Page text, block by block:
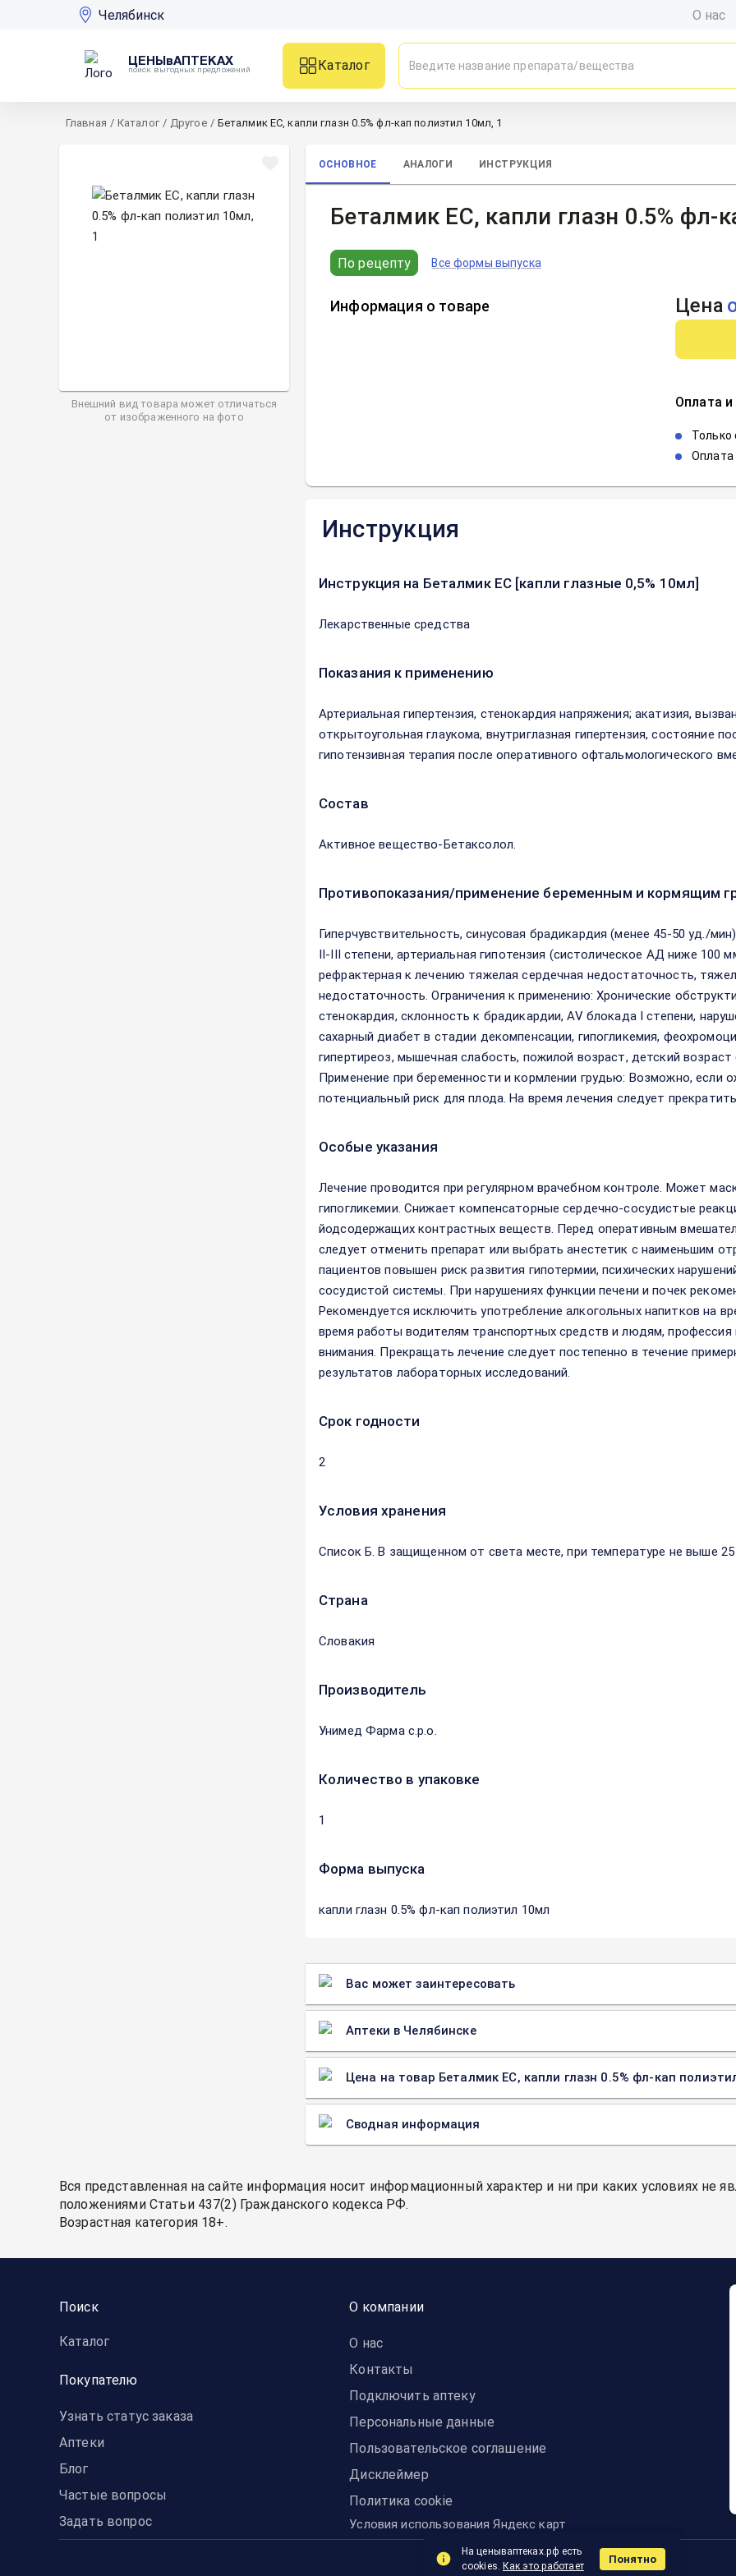
Челябинск О нас
ЦЕНЫвАПТЕКАХ
поиск выгодных предложений
Каталог
Главная / Каталог / Другое / Беталмик ЕС, капли глазн 0.5% фл-кап полиэтил 10мл, 1
Внешний вид товара может отличаться
от изображенного на фото
ОСНОВНОЕ АНАЛОГИ ИНСТРУКЦИЯ
Беталмик ЕС, капли глазн 0.5% фл-
По рецепту Все формы выпуска
Информация о товаре Цена
Оплата
Только
Оплата
Инструкция
Инструкция на Беталмик ЕС [капли глазные 0,5% 10мл]
Лекарственные средства
Показания к применению
Артериальная гипертензия, стенокардия напряжения; акатизия,
открытоугольная глаукома, внутриглазная гипертензия, состояние
гипотензивная терапия после оперативного офтальмологического
Состав
Активное вещество-Бетаксолол.
Противопоказания/применение беременным и кормящим
Гиперчувствительность, синусовая брадикардия (менее 45-50 уд./
II-III степени, артериальная гипотензия (систолическое АД ниже 100
рефрактерная к лечению тяжелая сердечная недостаточность,
недостаточность. Ограничения к применению: Хронические
стенокардия, склонность к брадикардии, AV блокада I степени,
сахарный диабет в стадии декомпенсации, гипогликемия,
гипертиреоз, мышечная слабость, пожилой возраст, детский
Применение при беременности и кормлении грудью: Возможно,
потенциальный риск для плода. На время лечения следует
Особые указания
Лечение проводится при регулярном врачебном контроле. Может
гипогликемии. Снижает компенсаторные сердечно-сосудистые
йодсодержащих контрастных веществ. Перед оперативным
следует отменить препарат или выбрать анестетик с наименьшим
пациентов повышен риск развития гипотермии, психических
сосудистой системы. При нарушениях функции печени и почек
Рекомендуется исключить употребление алкогольных напитков на
время работы водителям транспортных средств и людям,
внимания. Прекращать лечение следует постепенно в течение
результатов лабораторных исследований.
Срок годности
2
Условия хранения
Список Б. В защищенном от света месте, при температуре не выше 25
Страна
Словакия
Производитель
Унимед Фарма с.р.о.
Количество в упаковке
1
Форма выпуска
капли глазн 0.5% фл-кап полиэтил 10мл
Вас может заинтересовать
Аптеки в Челябинске
Цена на товар Беталмик ЕС, капли глазн 0.5% фл-кап
Сводная информация
Вся представленная на сайте информация носит информационный характер и ни при каких условиях не
положениями Статьи 437(2) Гражданского кодекса РФ.
Возрастная категория 18+.
Поиск
Каталог
Покупателю
Узнать статус заказа
Аптеки
Блог
Частые вопросы
Задать вопрос
О компании
О нас
Контакты
Подключить аптеку
Персональные данные
Пользовательское соглашение
Дисклеймер
Политика cookie
Условия использования Яндекс карт
© 2014-2024 ЦЕНЫвАПТЕКАХ
На ценываптеках.рф есть
cookies. Как это работает
Понятно